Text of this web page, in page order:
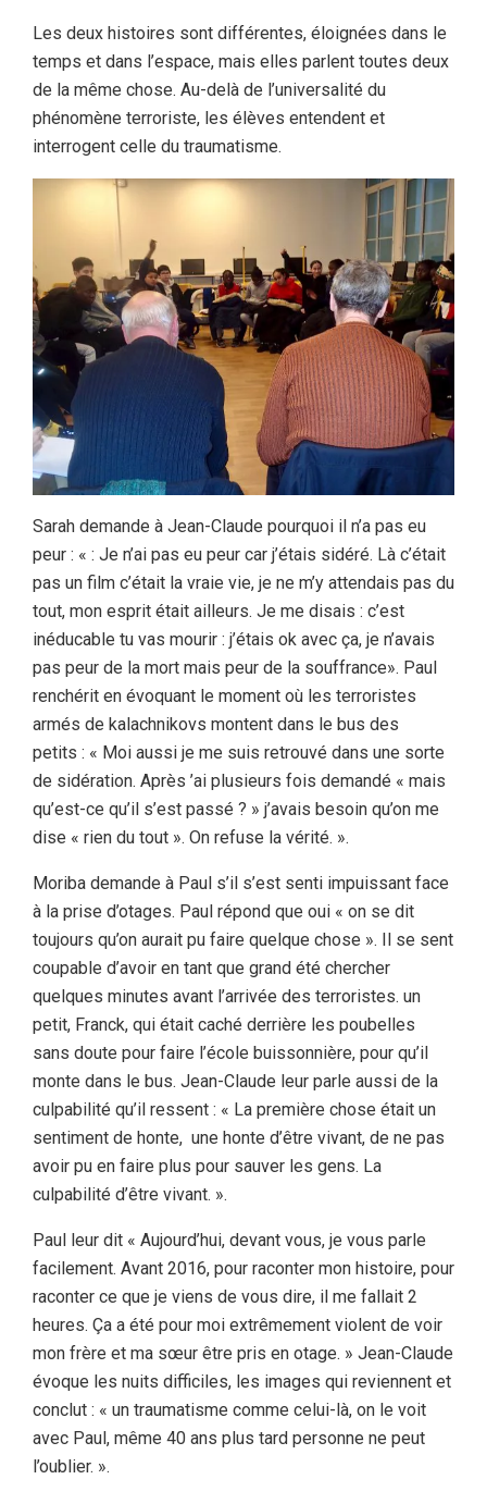
Les deux histoires sont différentes, éloignées dans le
temps et dans l’espace, mais elles parlent toutes deux
de la même chose. Au-delà de l’universalité du
phénomène terroriste, les élèves entendent et
interrogent celle du traumatisme.
Sarah demande à Jean-Claude pourquoi il n’a pas eu
peur : « : Je n’ai pas eu peur car j’étais sidéré. Là c’était
pas un film c’était la vraie vie, je ne m’y attendais pas du
tout, mon esprit était ailleurs. Je me disais : c’est
inéducable tu vas mourir : j’étais ok avec ça, je n’avais
pas peur de la mort mais peur de la souffrance». Paul
renchérit en évoquant le moment où les terroristes
armés de kalachnikovs montent dans le bus des
petits : « Moi aussi je me suis retrouvé dans une sorte
de sidération. Après ’ai plusieurs fois demandé « mais
qu’est-ce qu’il s’est passé ? » j’avais besoin qu’on me
dise « rien du tout ». On refuse la vérité. ».
Moriba demande à Paul s’il s’est senti impuissant face
à la prise d’otages. Paul répond que oui « on se dit
toujours qu’on aurait pu faire quelque chose ». Il se sent
coupable d’avoir en tant que grand été chercher
quelques minutes avant l’arrivée des terroristes. un
petit, Franck, qui était caché derrière les poubelles
sans doute pour faire l’école buissonnière, pour qu’il
monte dans le bus. Jean-Claude leur parle aussi de la
culpabilité qu’il ressent : « La première chose était un
sentiment de honte, une honte d’être vivant, de ne pas
avoir pu en faire plus pour sauver les gens. La
culpabilité d’être vivant. ».
Paul leur dit « Aujourd’hui, devant vous, je vous parle
facilement. Avant 2016, pour raconter mon histoire, pour
raconter ce que je viens de vous dire, il me fallait 2
heures. Ça a été pour moi extrêmement violent de voir
mon frère et ma sœur être pris en otage. » Jean-Claude
évoque les nuits difficiles, les images qui reviennent et
conclut : « un traumatisme comme celui-là, on le voit
avec Paul, même 40 ans plus tard personne ne peut
l’oublier. ».